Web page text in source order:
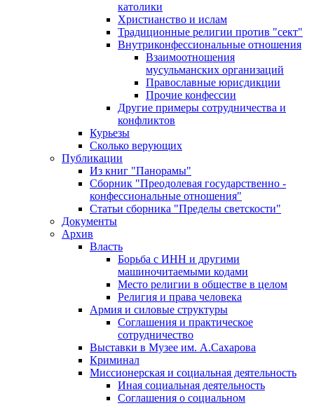
католики
Христианство и ислам
Традиционные религии против "сект"
Внутриконфессиональные отношения
Взаимоотношения
мусульманских организаций
Православные юрисдикции
Прочие конфессии
Другие примеры сотрудничества и
конфликтов
Курьезы
Сколько верующих
Публикации
Из книг "Панорамы"
Сборник "Преодолевая государственно -
конфессиональные отношения"
Статьи сборника "Пределы светскости"
Документы
Архив
Власть
Борьба с ИНН и другими
машиночитаемыми кодами
Место религии в обществе в целом
Религия и права человека
Армия и силовые структуры
Соглашения и практическое
сотрудничество
Выставки в Музее им. А.Сахарова
Криминал
Миссионерская и социальная деятельность
Иная социальная деятельность
Соглашения о социальном